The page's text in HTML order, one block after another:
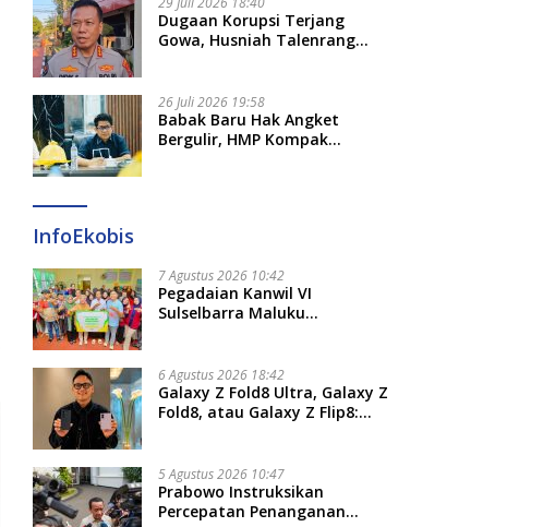
Dugaan Korupsi Terjang
Gowa, Husniah Talenrang
26 Juli 2026 19:58
​Babak Baru Hak Angket
Bergulir, HMP Kompak
InfoEkobis
7 Agustus 2026 10:42
Pegadaian Kanwil VI
Sulselbarra Maluku
Masyarakat
6 Agustus 2026 18:42
Galaxy Z Fold8 Ultra, Galaxy Z
Fold8, atau Galaxy Z Flip8:
5 Agustus 2026 10:47
Prabowo Instruksikan
Percepatan Penanganan